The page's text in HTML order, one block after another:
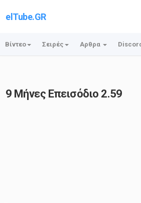
elTube.GR
Βίντεο Σειρές Αρθρα
9 Μήνες Επεισόδιο 2.59